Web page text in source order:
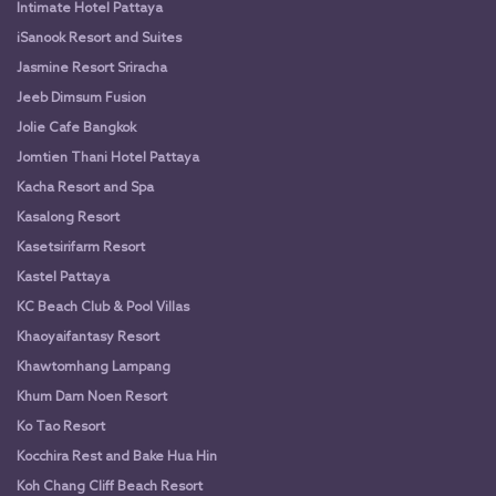
Intimate Hotel Pattaya
iSanook Resort and Suites
Jasmine Resort Sriracha
Jeeb Dimsum Fusion
Jolie Cafe Bangkok
Jomtien Thani Hotel Pattaya
Kacha Resort and Spa
Kasalong Resort
Kasetsirifarm Resort
Kastel Pattaya
KC Beach Club & Pool Villas
Khaoyaifantasy Resort
Khawtomhang Lampang
Khum Dam Noen Resort
Ko Tao Resort
Kocchira Rest and Bake Hua Hin
Koh Chang Cliff Beach Resort